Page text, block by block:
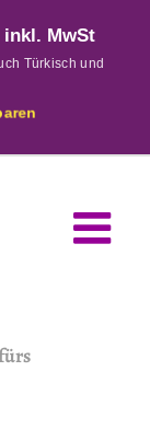
inkl. MwSt
Türkisch und